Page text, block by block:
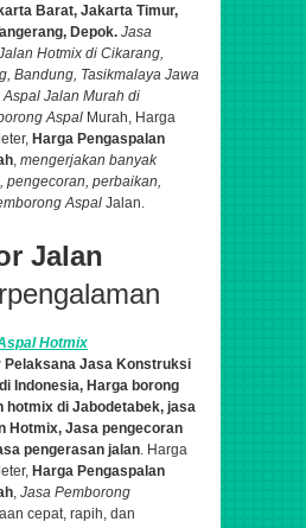
Barat, Jakarta Timur,
Depok. Jasa
Hotmix di Cikarang,
Bandung​, Tasikmalaya Jawa
Jalan Murah di
Aspal Murah, Harga
Harga Pengaspalan
mengerjakan banyak
, pengecoran, perbaikan,
Aspal Jalan.
Jalan
Hotmix
Jasa Konstruksi
Indonesia, Harga borong
hotmix di Jabodetabek, jasa
Hotmix, Jasa pengecoran
pengerasan jalan . Harga
Harga Pengaspalan
Jasa Pemborong
cepat, rapih, dan